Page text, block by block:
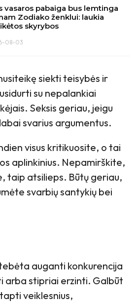
vasaros pabaiga bus lemtinga
Zodiako ženklui: laukia
skyrybos
08-03
siekti teisybės ir
su nepalankiai
Seksis geriau, jeigu
svarius argumentus.
visus kritikuosite, o tai
aplinkinius. Nepamirškite,
taip atsilieps. Būtų geriau,
svarbių santykių bei
auganti konkurencija
arba stipriai erzinti. Galbūt
veiklesnius,